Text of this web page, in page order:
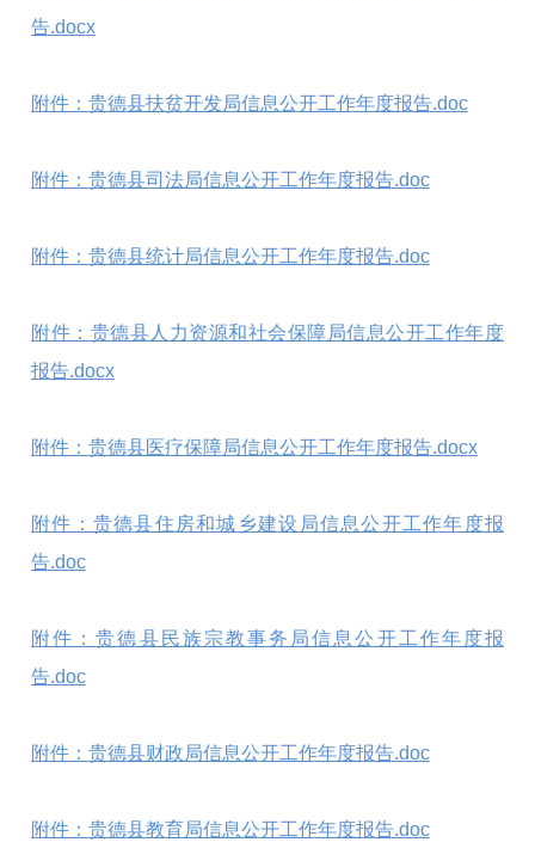
告.docx
附件：贵德县扶贫开发局信息公开工作年度报告.doc
附件：贵德县司法局信息公开工作年度报告.doc
附件：贵德县统计局信息公开工作年度报告.doc
附件： 贵德县人力资源和社会保障局信息公开工作年度
报告.docx
附件：贵德县医疗保障局信息公开工作年度报告.docx
附件： 贵德县住房和城乡建设局信息公开工作年度报
告.doc
附件：贵德县民族宗教事务局信息公开工作年度报
告.doc
附件：贵德县财政局信息公开工作年度报告.doc
附件：贵德县教育局信息公开工作年度报告.doc